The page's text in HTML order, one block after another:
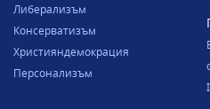
Либерализъм
Консерватизъм
Християндемокрация
Персонализъм